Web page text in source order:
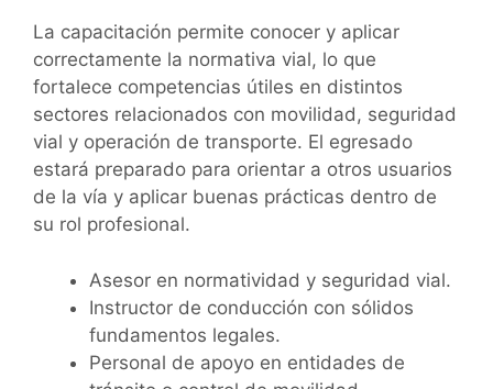
La capacitación permite conocer y aplicar
correctamente la normativa vial, lo que
fortalece competencias útiles en distintos
sectores relacionados con movilidad, seguridad
vial y operación de transporte. El egresado
estará preparado para orientar a otros usuarios
de la vía y aplicar buenas prácticas dentro de
su rol profesional.
Asesor en normatividad y seguridad vial.
Instructor de conducción con sólidos
fundamentos legales.
Personal de apoyo en entidades de